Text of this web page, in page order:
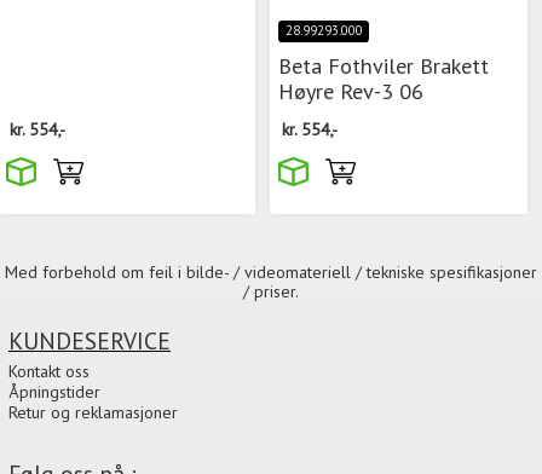
kr. 554,-
28.99293.000
Beta Fothviler Brakett
Høyre Rev-3 06
kr. 554,-
Med forbehold om feil i bilde- / videomateriell / tekniske spesifikasjoner
/ priser.
KUNDESERVICE
Kontakt oss
Åpningstider
Retur og reklamasjoner